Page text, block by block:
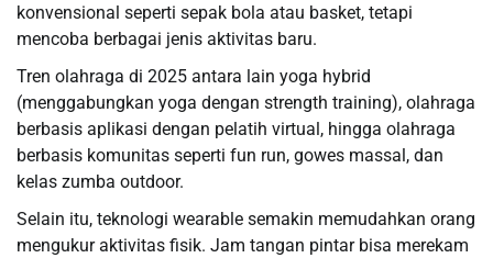
konvensional seperti sepak bola atau basket, tetapi
mencoba berbagai jenis aktivitas baru.
Tren olahraga di 2025 antara lain yoga hybrid
(menggabungkan yoga dengan strength training), olahraga
berbasis aplikasi dengan pelatih virtual, hingga olahraga
berbasis komunitas seperti fun run, gowes massal, dan
kelas zumba outdoor.
Selain itu, teknologi wearable semakin memudahkan orang
mengukur aktivitas fisik. Jam tangan pintar bisa merekam